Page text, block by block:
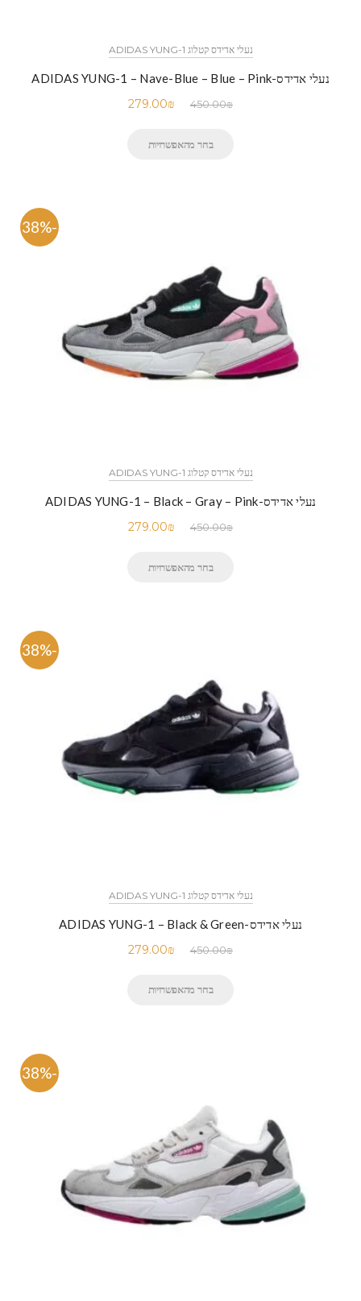
נעלי אדידס קטלוג ADIDAS YUNG-1
נעלי אדידס-ADIDAS YUNG-1 – Nave-Blue – Blue – Pink
450.00₪
279.00₪
בחר מהאפשרויות
-38%
נעלי אדידס קטלוג ADIDAS YUNG-1
נעלי אדידס-ADIDAS YUNG-1 – Black – Gray – Pink
450.00₪
279.00₪
בחר מהאפשרויות
-38%
נעלי אדידס קטלוג ADIDAS YUNG-1
נעלי אדידס-ADIDAS YUNG-1 – Black & Green
450.00₪
279.00₪
בחר מהאפשרויות
-38%